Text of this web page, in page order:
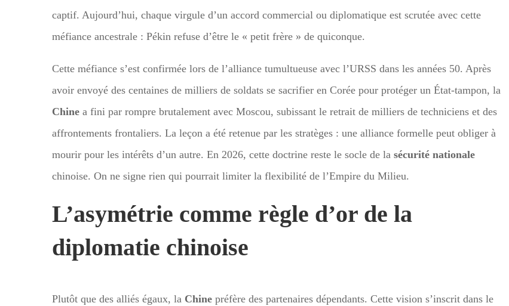
captif. Aujourd’hui, chaque virgule d’un accord commercial ou diplomatique est scrutée avec cette
méfiance ancestrale : Pékin refuse d’être le « petit frère » de quiconque.
Cette méfiance s’est confirmée lors de l’alliance tumultueuse avec l’URSS dans les années 50. Après
avoir envoyé des centaines de milliers de soldats se sacrifier en Corée pour protéger un État-tampon, la
Chine a fini par rompre brutalement avec Moscou, subissant le retrait de milliers de techniciens et des
affrontements frontaliers. La leçon a été retenue par les stratèges : une alliance formelle peut obliger à
mourir pour les intérêts d’un autre. En 2026, cette doctrine reste le socle de la sécurité nationale
chinoise. On ne signe rien qui pourrait limiter la flexibilité de l’Empire du Milieu.
L’asymétrie comme règle d’or de la
diplomatie chinoise
Plutôt que des alliés égaux, la Chine préfère des partenaires dépendants. Cette vision s’inscrit dans le